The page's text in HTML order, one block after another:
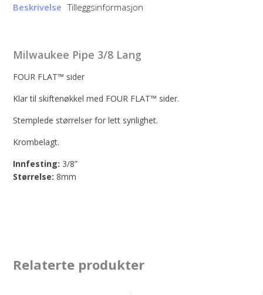
Beskrivelse Tilleggsinformasjon
Milwaukee Pipe 3/8 Lang
FOUR FLAT™ sider
Klar til skiftenøkkel med FOUR FLAT™ sider.
Stemplede størrelser for lett synlighet.
Krombelagt.
Innfesting: 3/8”
Størrelse: 8mm
Relaterte produkter